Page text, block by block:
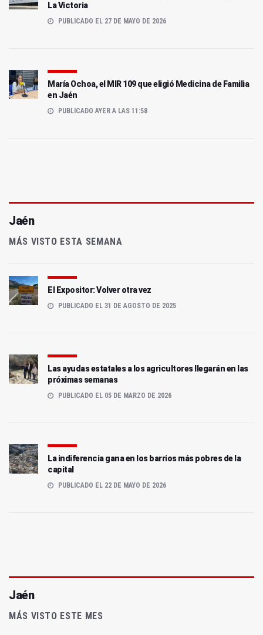
La Victoria
PUBLICADO EL 27 DE MAYO DE 2026
María Ochoa, el MIR 109 que eligió Medicina de Familia
en Jaén
PUBLICADO AYER A LAS 11:58
Jaén
MÁS VISTO ESTA SEMANA
El Expositor: Volver otra vez
PUBLICADO EL 31 DE AGOSTO DE 2025
Las ayudas estatales a los agricultores llegarán en las
próximas semanas
PUBLICADO EL 05 DE MARZO DE 2026
La indiferencia gana en los barrios más pobres de la
capital
PUBLICADO EL 22 DE MAYO DE 2026
Jaén
MÁS VISTO ESTE MES